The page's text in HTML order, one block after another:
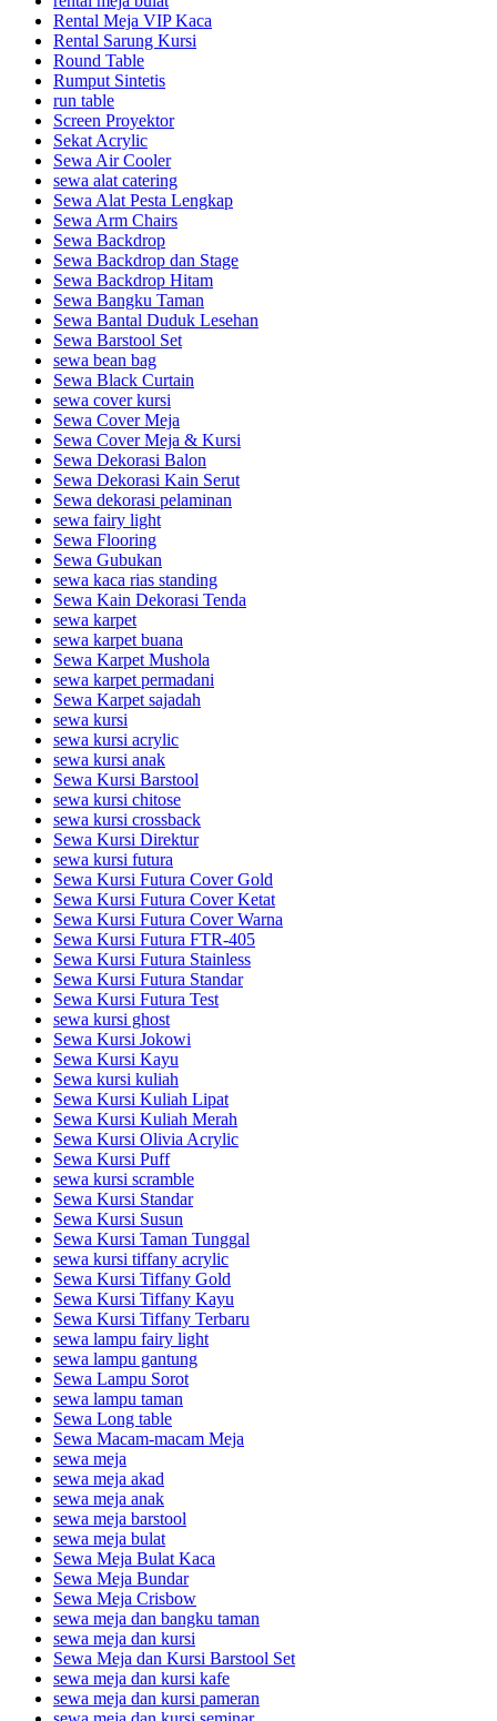
Rental Meja VIP Kaca
Rental Sarung Kursi
Round Table
Rumput Sintetis
run table
Screen Proyektor
Sekat Acrylic
Sewa Air Cooler
sewa alat catering
Sewa Alat Pesta Lengkap
Sewa Arm Chairs
Sewa Backdrop
Sewa Backdrop dan Stage
Sewa Backdrop Hitam
Sewa Bangku Taman
Sewa Bantal Duduk Lesehan
Sewa Barstool Set
sewa bean bag
Sewa Black Curtain
sewa cover kursi
Sewa Cover Meja
Sewa Cover Meja & Kursi
Sewa Dekorasi Balon
Sewa Dekorasi Kain Serut
Sewa dekorasi pelaminan
sewa fairy light
Sewa Flooring
Sewa Gubukan
sewa kaca rias standing
Sewa Kain Dekorasi Tenda
sewa karpet
sewa karpet buana
Sewa Karpet Mushola
sewa karpet permadani
Sewa Karpet sajadah
sewa kursi
sewa kursi acrylic
sewa kursi anak
Sewa Kursi Barstool
sewa kursi chitose
sewa kursi crossback
Sewa Kursi Direktur
sewa kursi futura
Sewa Kursi Futura Cover Gold
Sewa Kursi Futura Cover Ketat
Sewa Kursi Futura Cover Warna
Sewa Kursi Futura FTR-405
Sewa Kursi Futura Stainless
Sewa Kursi Futura Standar
Sewa Kursi Futura Test
sewa kursi ghost
Sewa Kursi Jokowi
Sewa Kursi Kayu
Sewa kursi kuliah
Sewa Kursi Kuliah Lipat
Sewa Kursi Kuliah Merah
Sewa Kursi Olivia Acrylic
Sewa Kursi Puff
sewa kursi scramble
Sewa Kursi Standar
Sewa Kursi Susun
Sewa Kursi Taman Tunggal
sewa kursi tiffany acrylic
Sewa Kursi Tiffany Gold
Sewa Kursi Tiffany Kayu
Sewa Kursi Tiffany Terbaru
sewa lampu fairy light
sewa lampu gantung
Sewa Lampu Sorot
sewa lampu taman
Sewa Long table
Sewa Macam-macam Meja
sewa meja
sewa meja akad
sewa meja anak
sewa meja barstool
sewa meja bulat
Sewa Meja Bulat Kaca
Sewa Meja Bundar
Sewa Meja Crisbow
sewa meja dan bangku taman
sewa meja dan kursi
Sewa Meja dan Kursi Barstool Set
sewa meja dan kursi kafe
sewa meja dan kursi pameran